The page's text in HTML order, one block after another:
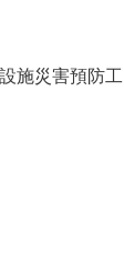
施災害預防工